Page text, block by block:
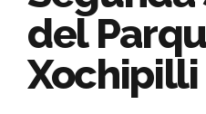
del
Xochipilli